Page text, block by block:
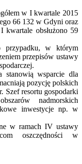
w I kwartale 2015
66 132 w Gdyni oraz
obsłużono 59
przypadku, w którym
przepisów ustawy
stanowią wsparcie dla
pozycję polskich
Szef resortu gospodarki
nadmorskich
inwestycje np. w
w ramach IV ustawy
oszczędności w